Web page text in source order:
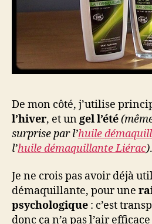
De mon côté, j’utilise
l’hiver, et ungel l’été
surprise par l’huile
l’huile démaquillante Liérac).
Je ne crois pas avoir déjà
démaquillante, pour une
psychologique : c’est
donc ça n’a pas l’air efficace